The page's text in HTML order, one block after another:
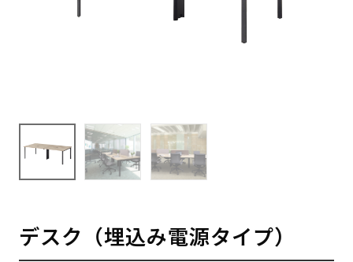
デスク（埋込み電源タイプ）